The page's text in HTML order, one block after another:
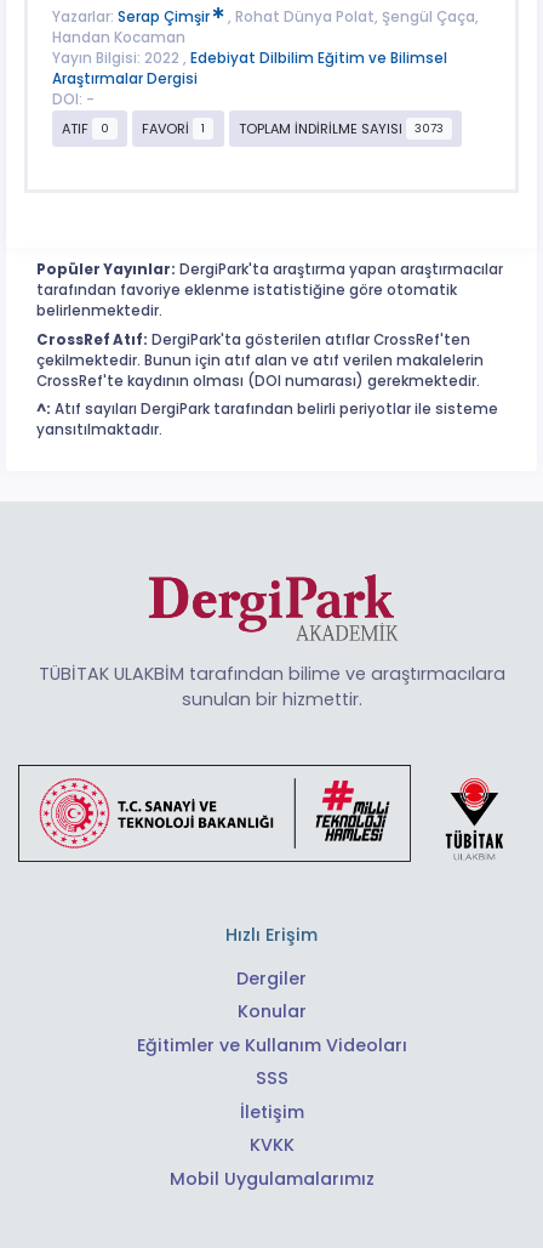
Yazarlar: Serap Çimşir
, Rohat Dünya Polat, Şengül Çaça,
Handan Kocaman
Yayın Bilgisi: 2022 , Edebiyat Dilbilim Eğitim ve Bilimsel
Araştırmalar Dergisi
DOI: -
ATIF
0 FAVORİ 1 TOPLAM İNDİRİLME SAYISI 3073
Popüler Yayınlar: DergiPark'ta araştırma yapan araştırmacılar
tarafından favoriye eklenme istatistiğine göre otomatik
belirlenmektedir.
CrossRef Atıf: DergiPark'ta gösterilen atıflar CrossRef'ten
çekilmektedir. Bunun için atıf alan ve atıf verilen makalelerin
CrossRef'te kaydının olması (DOI numarası) gerekmektedir.
^: Atıf sayıları DergiPark tarafından belirli periyotlar ile sisteme
yansıtılmaktadır.
TÜBİTAK ULAKBİM tarafından bilime ve araştırmacılara
sunulan bir hizmettir.
Hızlı Erişim
Dergiler
Konular
Eğitimler ve Kullanım Videoları
SSS
İletişim
KVKK
Mobil Uygulamalarımız